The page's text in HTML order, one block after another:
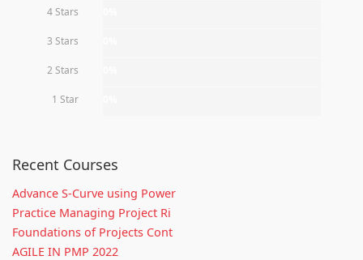
4 Stars
3 Stars
2 Stars
1 Star
Recent Courses
Advance S-Curve using Power
Practice Managing Project Ri
Foundations of Projects Cont
AGILE IN PMP 2022